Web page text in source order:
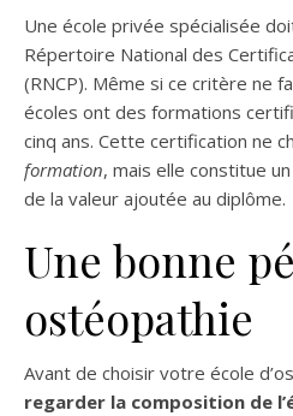
Une école privée spécialisée
Répertoire National des
(RNCP). Même si ce critère ne
écoles ont des formations
cinq ans. Cette certification ne
formation, mais elle constitue
de la valeur ajoutée au diplôme.
Une bonne
ostéopathie
Avant de choisir votre école
regarder la composition de